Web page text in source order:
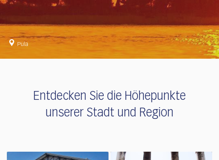
Pula
Entdecken Sie die Höhepunkte
unserer Stadt und Region